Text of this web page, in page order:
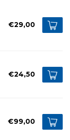
€29,00
€24,50
€99,00